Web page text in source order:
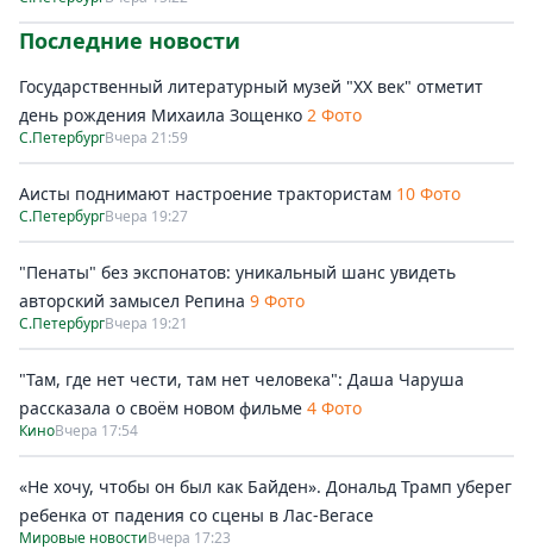
Последние новости
Государственный литературный музей "ХХ век" отметит
день рождения Михаила Зощенко 2 Фото
С.ПетербургВчера 21:59
Аисты поднимают настроение трактористам 10 Фото
С.ПетербургВчера 19:27
"Пенаты" без экспонатов: уникальный шанс увидеть
авторский замысел Репина 9 Фото
С.ПетербургВчера 19:21
"Там, где нет чести, там нет человека": Даша Чаруша
рассказала о своём новом фильме 4 Фото
КиноВчера 17:54
«Не хочу, чтобы он был как Байден». Дональд Трамп уберег
ребенка от падения со сцены в Лас-Вегасе
Мировые новостиВчера 17:23